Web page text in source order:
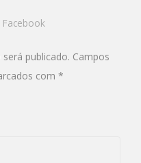
publicado. Campos
com *